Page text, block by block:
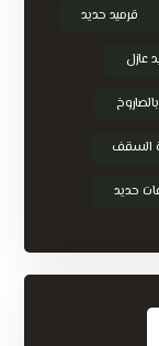
قرميد حديد
عازل
السقف
حديد